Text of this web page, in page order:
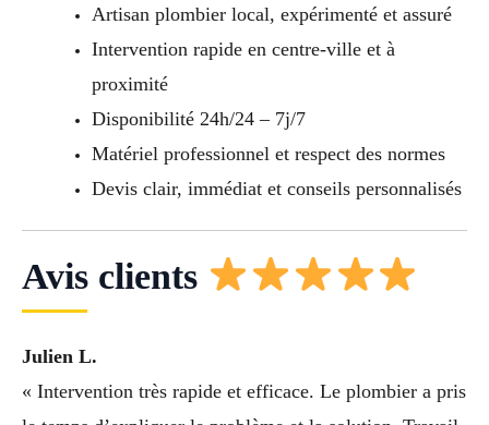
Artisan plombier local, expérimenté et assuré
Intervention rapide en centre-ville et à
proximité
Disponibilité 24h/24 – 7j/7
Matériel professionnel et respect des normes
Devis clair, immédiat et conseils personnalisés
Avis clients
Julien L.
« Intervention très rapide et efficace. Le plombier a pris